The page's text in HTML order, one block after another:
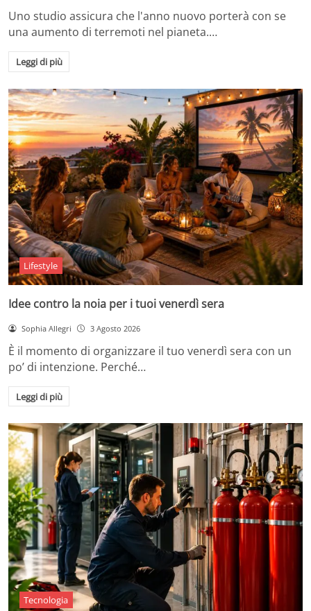
Uno studio assicura che l'anno nuovo porterà con se
una aumento di terremoti nel pianeta.…
Leggi di più
Lifestyle
Idee contro la noia per i tuoi venerdì sera
Sophia Allegri 3 Agosto 2026
È il momento di organizzare il tuo venerdì sera con un
po’ di intenzione. Perché…
Leggi di più
Tecnologia